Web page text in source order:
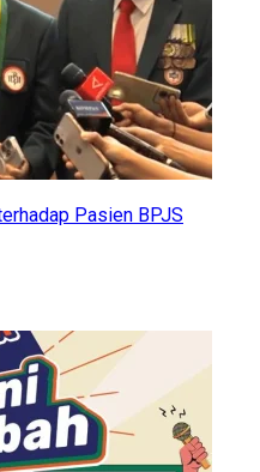
Pasien BPJS